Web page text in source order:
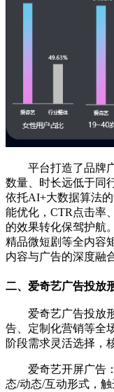
平台打造了品牌
数量、时长远低于同
依托AI+大数据算法
能优化，CTR点击率
的效果转化保驾护航
精品微短剧等全内容
内容与广告的深度融
二、爱奇艺广告投放
爱奇艺广告投放
告、定制化营销等全
阶段需求灵活选择，
爱奇艺开屏广告
态/动态/互动形式，